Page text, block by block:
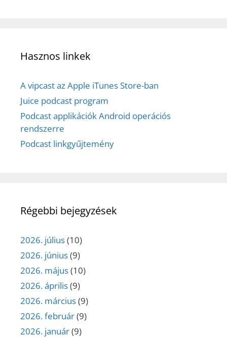
Hasznos linkek
A vipcast az Apple iTunes Store-ban
Juice podcast program
Podcast applikációk Android operációs
rendszerre
Podcast linkgyűjtemény
Régebbi bejegyzések
2026. július(10)
2026. június(9)
2026. május(10)
2026. április(9)
2026. március(9)
2026. február(9)
2026. január(9)